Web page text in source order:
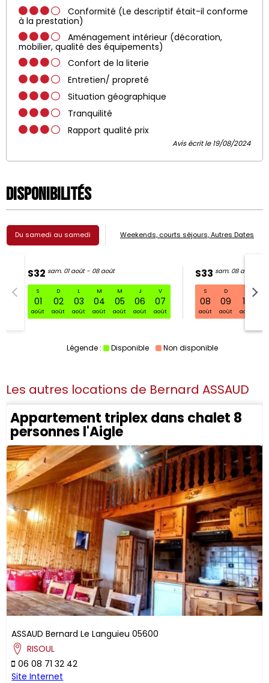
Conformité (Le descriptif était-il conforme
à la prestation)
Aménagement intérieur (décoration,
mobilier, qualité des équipements)
Confort de la literie
Entretien/ propreté
Situation géographique
Tranquilité
Rapport qualité prix
Avis écrit le 19/08/2024
Disponibilités
Du samedi au samedi Weekends, courts séjours, Autres Dates
S32 sam. 01 août - 08 août
S
01
août
D
02
août
L
03
août
M
04
août
M
05
août
J
06
août
V
07
août
S33 sam. 08 août - 15
S
08
août
D
09
août
10
août
S32 sam. 01 août - 08 août
Légende : Disponible Non disponible
Les autres locations de Bernard ASSAUD
Appartement triplex dans chalet 8
personnes l'Aigle
ASSAUD Bernard Le Languieu 05600
RISOUL
06 08 71 32 42
Site Internet